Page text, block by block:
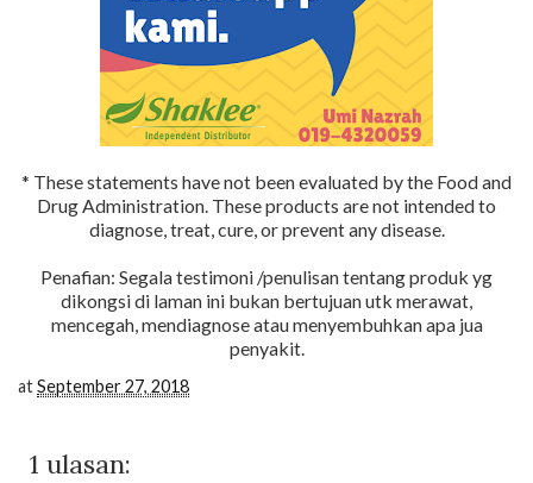
* These statements have not been evaluated by the Food and
Drug Administration. These products are not intended to
diagnose, treat, cure, or prevent any disease.
Penafian: Segala testimoni /penulisan tentang produk yg
dikongsi di laman ini bukan bertujuan utk merawat,
mencegah, mendiagnose atau menyembuhkan apa jua
penyakit.
atSeptember 27, 2018
1 ulasan: